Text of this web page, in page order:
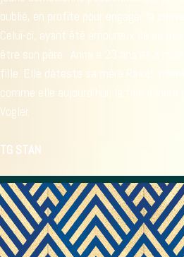
oublié, en profite pour engager la
Celui-ci, ayant été amoureux de sa
être son père : Anna a 23 ans et 3
fille. Elle déteste sa mère Rakel,
comme elle aujourd'hui, la fille d'Indra
Vogler.
TG STAN